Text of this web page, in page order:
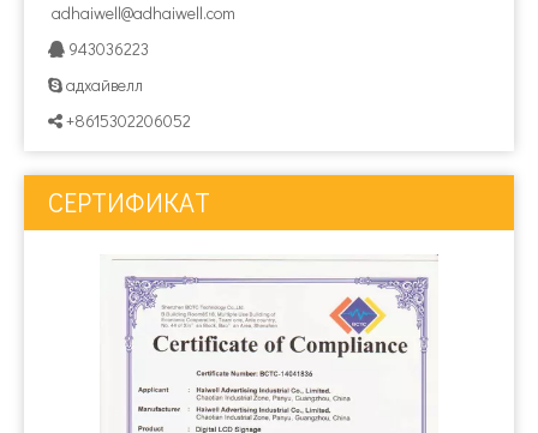
adhaiwell@adhaiwell.com
 943036223
 адхайвелл
 +8615302206052
СЕРТИФИКАТ